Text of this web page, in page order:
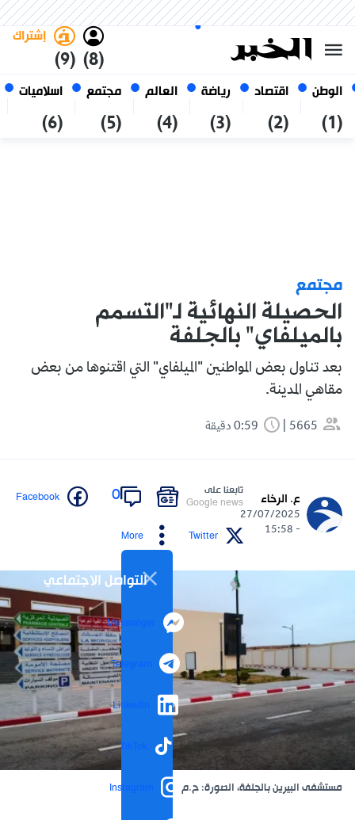
الوطن
(1)
اقتصاد
(2)
رياضة
(3)
العالم
(4)
مجتمع
(5)
اسلاميات
(6)
(8)
إشتراك
(9)
أغسطس 2026
الجزائر
مجتمع
الحصيلة النهائية لـ"التسمم
بالميلفاي" بالجلفة
بعد تناول بعض المواطنين "الميلفاي" التي اقتنوها من بعض
مقاهي المدينة.
5665
ع. الرخاء
27/07/2025
- 15:58
تابعنا على
Google news
0
Facebook
Twitter
More
التواصل الاجتماعي
Messenger
Telegram
LinkedIn
TikTok
Instagram مستشفى البيرين بالجلفة، الصورة: ح.م